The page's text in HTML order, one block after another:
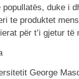
duke i
te produktet
për t’i gjetur të
George